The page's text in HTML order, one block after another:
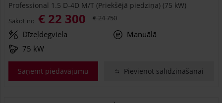
Professional 1.5 D-4D M/T (Priekšējā piedziņa) (75 kW)
Sākot no € 22 300 € 24 750
Dīzeļdegviela
Manuālā
75 kW
Saņemt piedāvājumu Pievienot salīdzināšanai